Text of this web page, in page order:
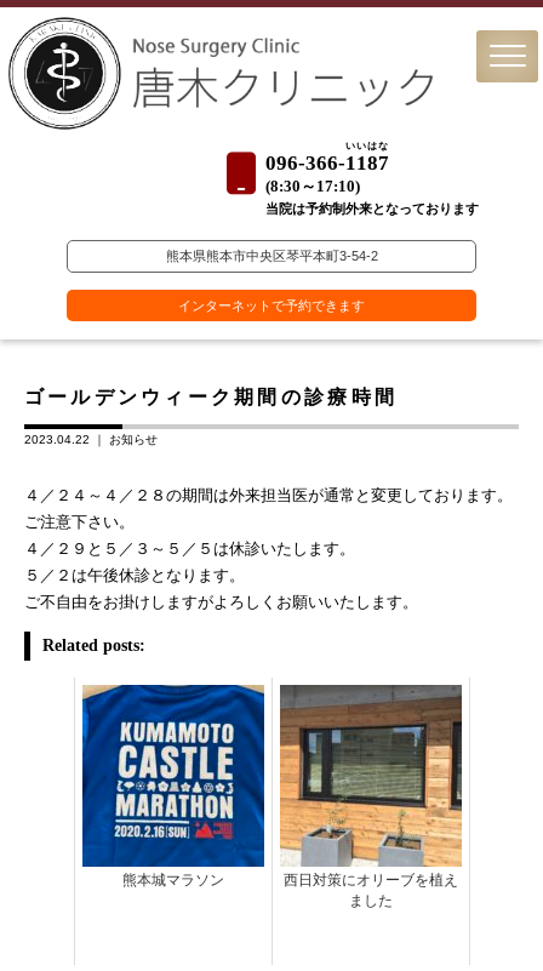
096-366-1187
いいはな
(8:30～17:10)
当院は予約制外来となっております
熊本県熊本市中央区琴平本町3-54-2
インターネットで予約できます
ゴールデンウィーク期間の診療時間
2023.04.22 ｜ お知らせ
４／２４～４／２８の期間は外来担当医が通常と変更しております。
ご注意下さい。
４／２９と５／３～５／５は休診いたします。
５／２は午後休診となります。
ご不自由をお掛けしますがよろしくお願いいたします。
Related posts:
熊本城マラソン
西日対策にオリーブを植え
ました